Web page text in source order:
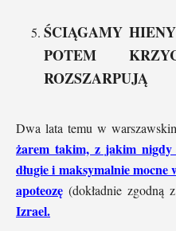
ŚCIĄGAMY
POTEM
ROZSZARPUJĄ
Dwa lata temu w
żarem takim, z jakim nigdy
długie i maksymalnie
apoteozę (dokładnie zgodną
Izrael.